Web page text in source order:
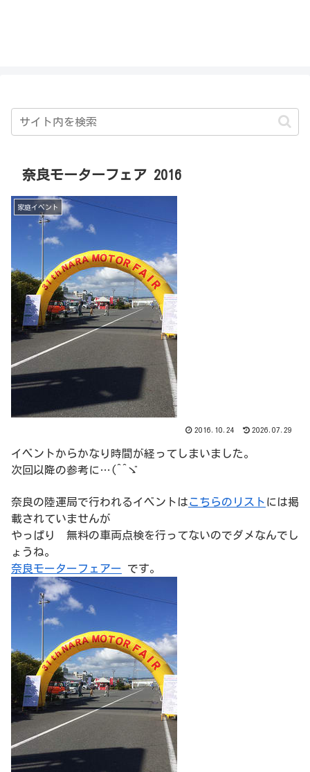
奈良モーターフェア 2016
家庭イベント
2016.10.24 2026.07.29
イベントからかなり時間が経ってしまいました。
次回以降の参考に…(^^ゞ
奈良の陸運局で行われるイベントはこちらのリスト には掲
載されていませんが
やっぱり 無料の車両点検を行ってないのでダメなんでし
ょうね。
奈良モーターフェアー です。